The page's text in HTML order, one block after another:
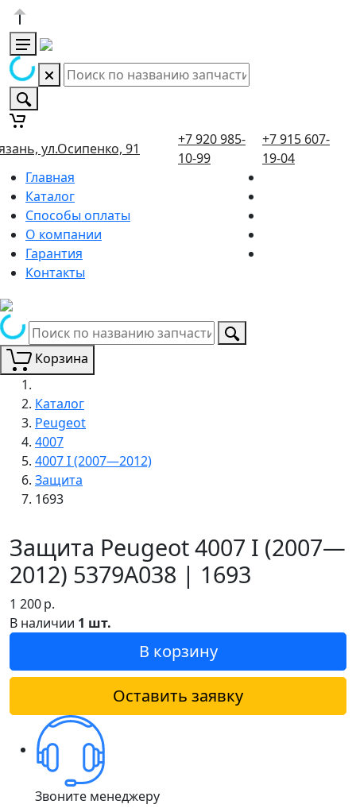
ул.Осипенко, 91
+7 920 985-
10-99
+7 915 607-
19-04
Главная
Каталог
Способы оплаты
О компании
Гарантия
Контакты
Корзина
Каталог
Peugeot
4007
4007 I (2007—2012)
Защита
1693
Защита Peugeot 4007 I (2007—
2012) 5379A038 | 1693
1 200р.
В наличии 1 шт.
В корзину
Оставить заявку
Звоните менеджеру